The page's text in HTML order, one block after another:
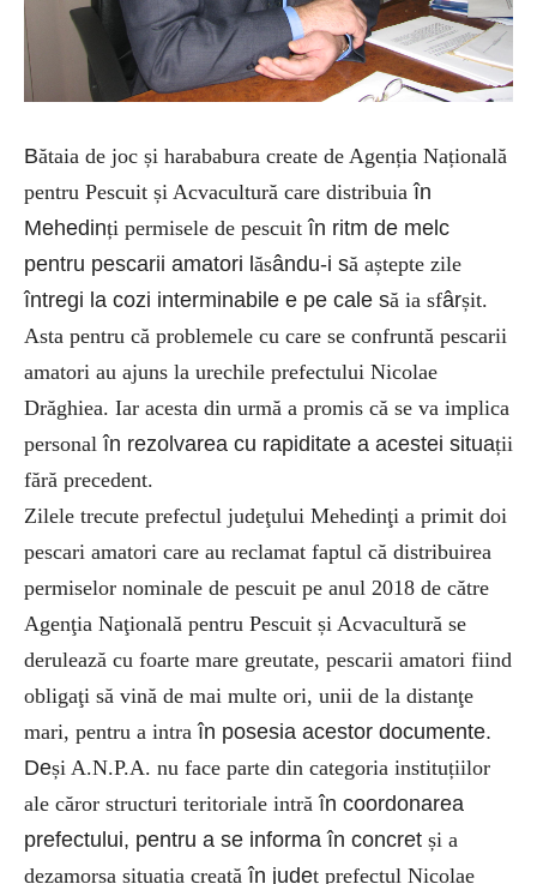
Bătaia de joc și harababura create de Agenția Națională
pentru Pescuit și Acvacultură care distribuiaîn
Mehedinți permisele de pescuitîn ritm de melc
pentru pescarii amatori lăsându-i să aștepte zile
întregi la cozi interminabile e pe cale să ia sfârșit.
Asta pentru că problemele cu care se confruntă pescarii
amatori au ajuns la urechile prefectului Nicolae
Drăghiea. Iar acesta din urmă a promis că se va implica
personalîn rezolvarea cu rapiditate a acestei situații
fără precedent.
Zilele trecute prefectul judeţului Mehedinţi a primit doi
pescari amatori care au reclamat faptul că distribuirea
permiselor nominale de pescuit pe anul 2018 de către
Agenţia Naţională pentru Pescuit și Acvacultură se
derulează cu foarte mare greutate, pescarii amatori fiind
obligaţi să vină de mai multe ori, unii de la distanţe
mari, pentru a intraîn posesia acestor documente.
Deși A.N.P.A. nu face parte din categoria instituțiilor
ale căror structuri teritoriale intrăîn coordonarea
prefectului, pentru a se informa în concret și a
dezamorsa situația creatăîn județ prefectul Nicolae